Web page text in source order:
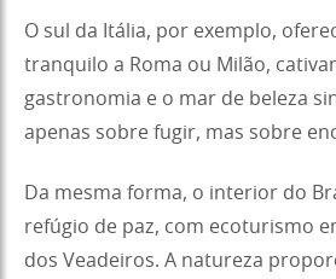
O sul da Itália, por exemplo,
tranquilo a Roma ou Milão,
gastronomia e o mar de beleza
apenas sobre fugir, mas sobre
Da mesma forma, o interior do
refúgio de paz, com ecoturismo
dos Veadeiros. A natureza